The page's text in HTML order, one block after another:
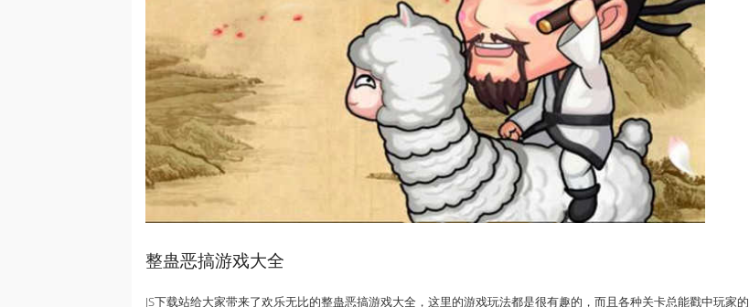
整蛊恶搞游戏大全
JS下载站给大家带来了欢乐无比的整蛊恶搞游戏大全，这里的游戏玩法都是很有趣的，而且各种关卡总能戳中玩家的